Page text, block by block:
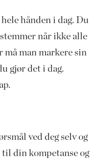
hånden i dag. Du
når ikke alle
må man markere sin
gjør det i dag.
ved deg selv og
din kompetanse og